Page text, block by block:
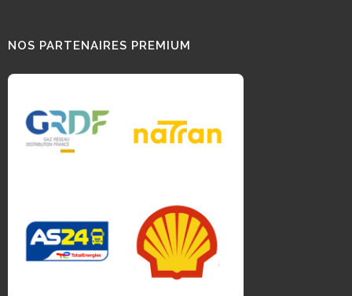
NOS PARTENAIRES PREMIUM